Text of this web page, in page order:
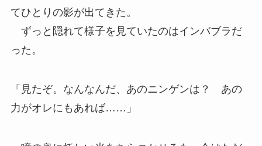
てひとりの影が出てきた。
ずっと隠れて様子を見ていたのはインバブラだ
った。
「見たぞ。なんなんだ、あのニンゲンは？ あの
力がオレにもあれば……」